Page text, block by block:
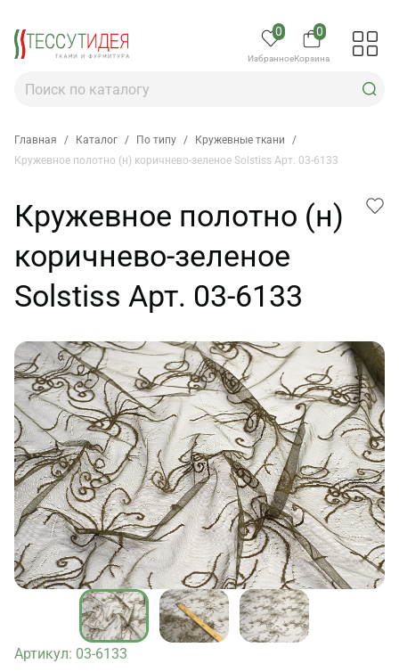
0
Избранное
0
Корзина
Главная / Каталог / По типу / Кружевные ткани
/
Кружевное полотно (н) коричнево-зеленое Solstiss Арт. 03-6133
Кружевное полотно (н)
коричнево-зеленое
Solstiss Арт. 03-6133
Артикул: 03-6133